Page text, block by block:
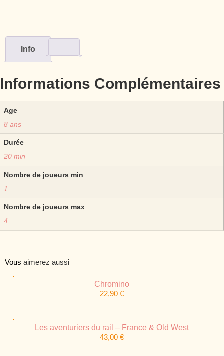
Info
Informations Complémentaires
Age
8 ans
Durée
20 min
Nombre de joueurs min
1
Nombre de joueurs max
4
Vous aimerez aussi
Chromino
22,90 €
Les aventuriers du rail – France & Old West
43,00 €